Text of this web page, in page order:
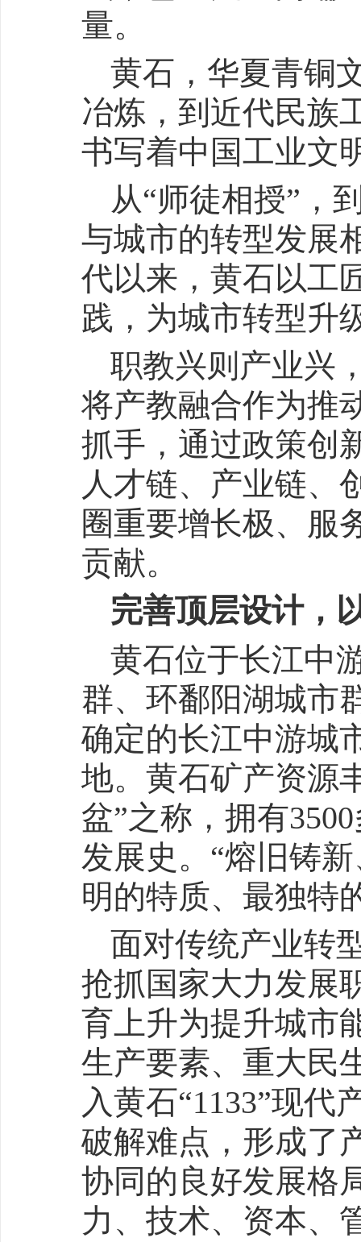
量。
黄石，华夏青铜
冶炼，到近代民族
书写着中国工业文
从“师徒相授”，
与城市的转型发展
代以来，黄石以工
践，为城市转型升
职教兴则产业兴
将产教融合作为推
抓手，通过政策创
人才链、产业链、
圈重要增长极、服
贡献。
完善顶层设计，
黄石位于长江中
群、环鄱阳湖城市
确定的长江中游城
地。黄石矿产资源
盆”之称，拥有
发展史。“熔旧铸
明的特质、最独特
面对传统产业转
抢抓国家大力发展
育上升为提升城市
生产要素、重大民
入黄石“1133”现
破解难点，形成了
协同的良好发展格
力、技术、资本、